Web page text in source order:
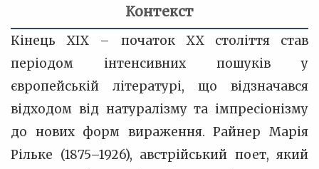
Контекст
Кінець XIX – початок XX століття став
періодом інтенсивних пошуків у
європейській літературі, що відзначався
відходом від натуралізму та імпресіонізму
до нових форм вираження. Райнер Марія
Рільке (1875–1926), австрійський поет, який